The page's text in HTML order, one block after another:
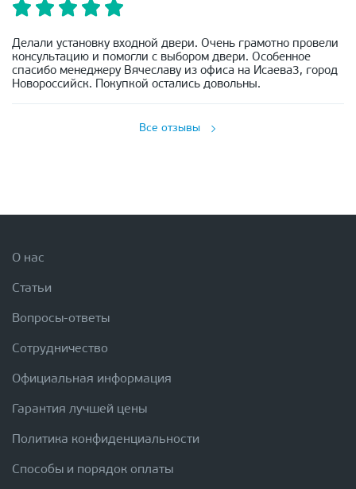
Делали установку входной двери. Очень грамотно провели
консультацию и помогли с выбором двери. Особенное
спасибо менеджеру Вячеславу из офиса на Исаева3, город
Новороссийск. Покупкой остались довольны.
Все отзывы
О нас
Статьи
Вопросы-ответы
Сотрудничество
Официальная информация
Гарантия лучшей цены
Политика конфиденциальности
Способы и порядок оплаты